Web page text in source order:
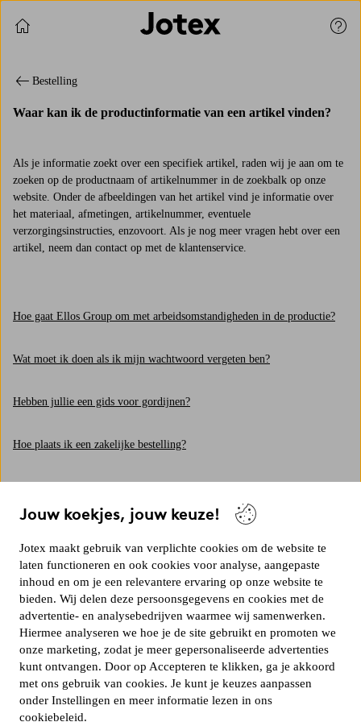
Jouw koekjes, jouw keuze!
Jotex maakt gebruik van verplichte cookies om de website te
laten functioneren en ook cookies voor analyse, aangepaste
inhoud en om je een relevantere ervaring op onze website te
bieden. Wij delen deze persoonsgegevens en cookies met de
advertentie- en analysebedrijven waarmee wij samenwerken.
Hiermee analyseren we hoe je de site gebruikt en promoten we
onze marketing, zodat je meer gepersonaliseerde advertenties
kunt ontvangen. Door op Accepteren te klikken, ga je akkoord
met ons gebruik van cookies. Je kunt je keuzes aanpassen
onder Instellingen en meer informatie lezen in ons
cookiebeleid.
Verder winkelen
Bestelling
Waar kan ik de productinformatie van een artikel vinden?
Als je informatie zoekt over een specifiek artikel, raden wij je aan om te
zoeken op de productnaam of artikelnummer in de zoekbalk op onze
website. Onder de afbeeldingen van het artikel vind je informatie over
het materiaal, afmetingen, artikelnummer, eventuele
verzorgingsinstructies, enzovoort. Als je nog meer vragen hebt over een
artikel, neem dan contact op met de klantenservice.
Hoe gaat Ellos Group om met arbeidsomstandigheden in de productie?
Wat moet ik doen als ik mijn wachtwoord vergeten ben?
Hebben jullie een gids voor gordijnen?
Hoe plaats ik een zakelijke bestelling?
Waarom heb ik geen orderbevestiging ontvangen?
Hoe registreer ik mij als nieuwe klant?
Kan ik mijn bestelling wijzigen of annuleren?
Met welk e-mailadres log ik in?
Waarom is het artikel in mijn winkelwagen niet op voorraad als ik wil